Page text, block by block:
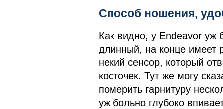
Способ ношения,
Как видно, у Endeavor уж
длинный, на конце имеет
некий сенсор, который
косточек. Тут же могу
померить гарнитуру
уж больно глубоко